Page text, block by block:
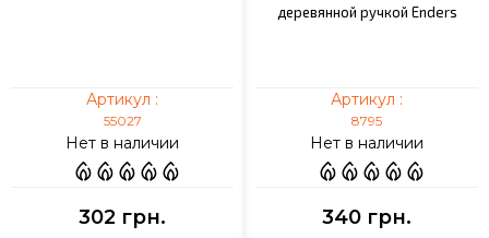
Артикул :
55027
Нет в наличии
302 грн.
деревянной ручкой Enders
Артикул :
8795
Нет в наличии
340 грн.